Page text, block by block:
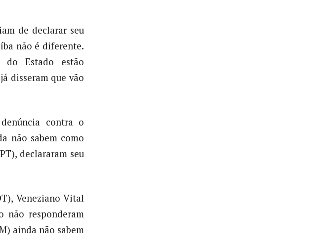
de declarar seu
não é diferente.
do Estado estão
disseram que vão
contra o
não sabem como
declararam seu
Veneziano Vital
não responderam
ainda não sabem